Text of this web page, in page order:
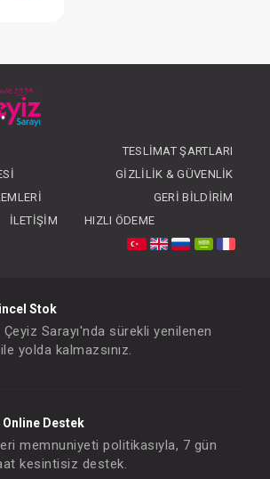
TESLIMAT ŞARTLARI
GIZLILIK & GÜVENLIK
GERI BILDIRIM
İLETIŞIM
HIZLI ÖDEME
Stok
Çeyiz Sarayı'nda sürekli yenilenen
yolda kalmazsınız.
Online Destek
memnuniyeti politikasıyla, 7 gün
kesintisiz destek.